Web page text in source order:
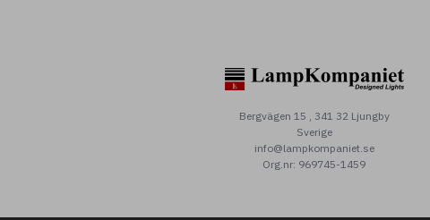
Bergvägen 15 , 341 32 Ljungby
Sverige
info@lampkompaniet.se
Org.nr: 969745-1459